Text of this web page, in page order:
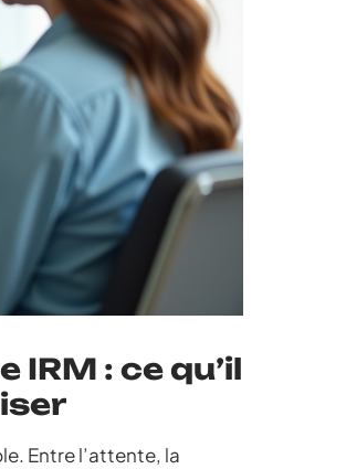
: ce qu’il
Entre l’attente, la